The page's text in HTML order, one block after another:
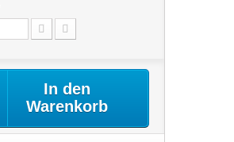
In den
Warenkorb